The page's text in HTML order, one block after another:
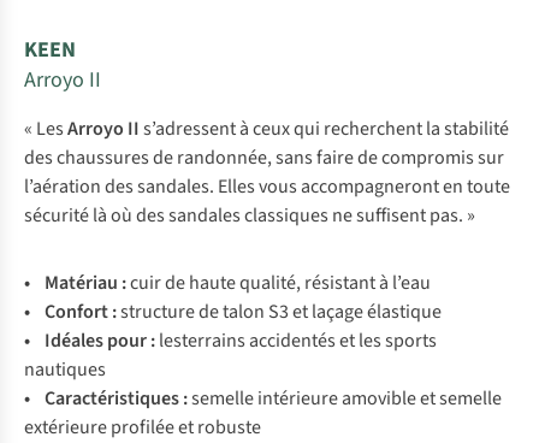
KEEN
Arroyo II
« LesArroyo IIs’adressent à ceux qui recherchent la stabilité
des chaussures de randonnée, sans faire de compromis sur
l’aération des sandales. Elles vous accompagneront en toute
sécurité là où des sandales classiques ne suffisent pas. »
• Matériau :cuir de haute qualité, résistant à l’eau
• Confort :structure de talon S3 et laçage élastique
• Idéales pour :lesterrains accidentés et les sports
nautiques
• Caractéristiques :semelle intérieure amovible et semelle
extérieure profilée et robuste